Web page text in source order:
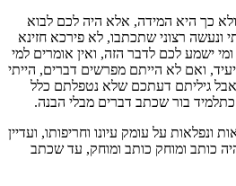
כך היא המידה, אלא היה לכם לבוא
ונעשה רצוני שתכתבו, לא פירכא חזינא
ישמע לכם לדבר הזה, ואין אומרים למי
ואם לא הייתם מפרשים דברים, הייתי
גיליתם דעתכם שלא נטפלתם כלל
כתלמיד בור שכתב דברים מבלי הבנה.
ונפלאות על עומק עיונו וחריפותו, ועדיין
כותב ומוחק כותב ומוחק, עד שכתב